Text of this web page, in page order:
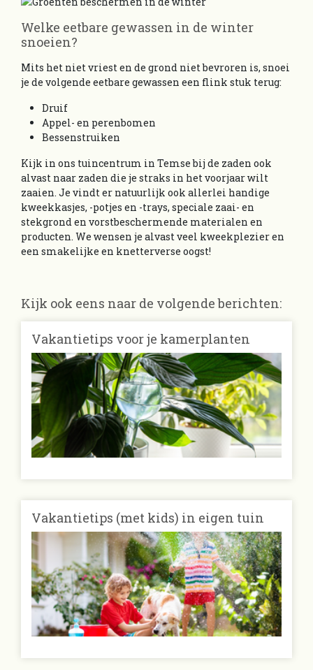
Welke eetbare gewassen in de winter
snoeien?
Mits het niet vriest en de grond niet bevroren is, snoei
je de volgende eetbare gewassen een flink stuk terug:
Druif
Appel- en perenbomen
Bessenstruiken
Kijk in ons tuincentrum in Temse bij de zaden ook
alvast naar zaden die je straks in het voorjaar wilt
zaaien. Je vindt er natuurlijk ook allerlei handige
kweekkasjes, -potjes en -trays, speciale zaai- en
stekgrond en vorstbeschermende materialen en
producten. We wensen je alvast veel kweekplezier en
een smakelijke en knetterverse oogst!
Kijk ook eens naar de volgende berichten:
Vakantietips voor je kamerplanten
Vakantietips (met kids) in eigen tuin